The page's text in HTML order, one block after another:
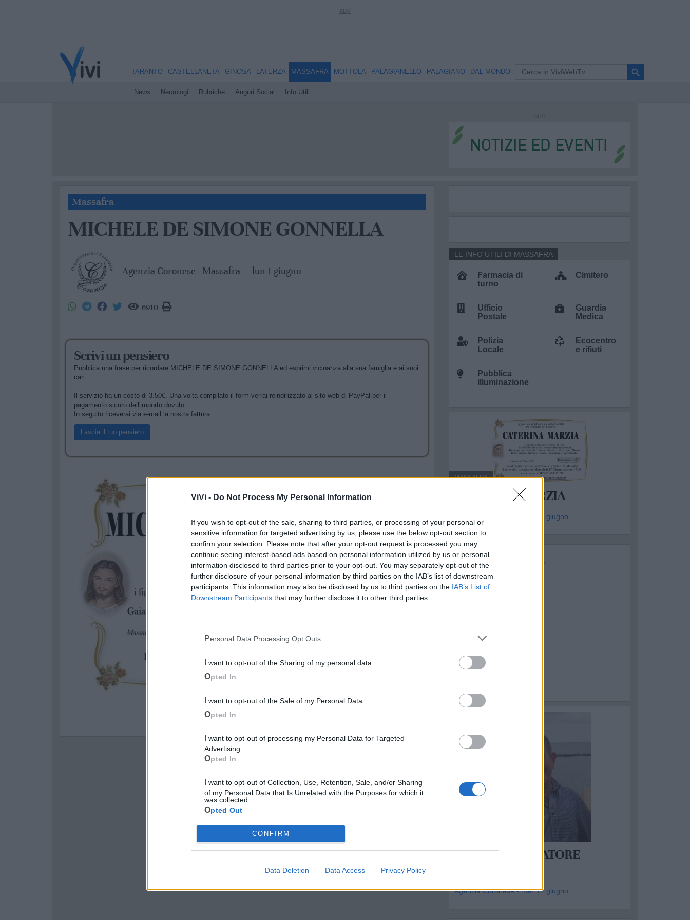
ViVi - Do Not Process My Personal Information
If you wish to opt-out of the sale, sharing to third parties, or processing of your personal or
sensitive information for targeted advertising by us, please use the below opt-out section to
confirm your selection. Please note that after your opt-out request is processed you may
continue seeing interest-based ads based on personal information utilized by us or personal
information disclosed to third parties prior to your opt-out. You may separately opt-out of the
further disclosure of your personal information by third parties on the IAB’s list of downstream
participants. This information may also be disclosed by us to third parties on the IAB’s List of
Downstream Participants that may further disclose it to other third parties.
Personal Data Processing Opt Outs
I want to opt-out of the Sharing of my personal data.
Opted In
I want to opt-out of the Sale of my Personal Data.
Opted In
Advertising.
Opted In
of my Personal Data that Is Unrelated with the Purposes for which it
was collected.
Opted Out
CONFIRM
Data Deletion Data Access Privacy Policy
TARANTO CASTELLANETA GINOSA LATERZA MASSAFRA
News Necrologi Rubriche Auguri Social Info Utili
MOTTOLA PALAGIANELLO PALAGIANO DAL MONDO search
Massafra
MICHELE DE SIMONE GONNELLA
Agenzia Coronese | Massafra lun 1 giugno
6910
Scrivi un pensiero
Pubblica una frase per ricordare MICHELE DE SIMONE GONNELLA ed esprimi vicinanza alla sua famiglia e ai suoi
cari.
Il servizio ha un costo di 3.50€. Una volta compilato il form verrai reindirizzato al sito web di PayPal per il
pagamento sicuro dell'importo dovuto.
In seguito riceverai via e-mail la nostra fattura.
Lascia il tuo pensiero
Farmacia di
turno
Cimitero
Ufficio
Postale
Guardia
Medica
Polizia
Locale
Ecocentro
e rifiuti
Pubblica
illuminazione
LE INFO UTILI DI MASSAFRA
MASSAFRA
CATERINA MARZIA
Agenzia Coronese - mar 16 giugno
ANTONIO SALVATORE
Agenzia Coronese - mer 17 giugno